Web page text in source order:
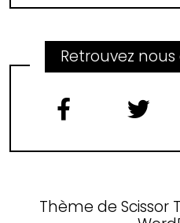
Retrouvez
Thème de Scissor